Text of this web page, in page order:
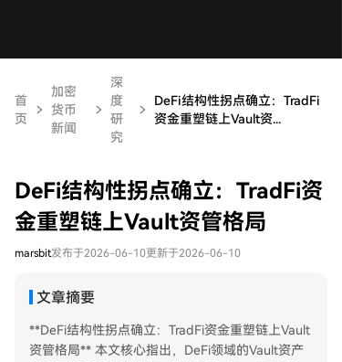
首
页
加密
货币
新闻
深
度
研
究
DeFi结构性拐点确立：TradFi
资金重塑链上Vault资...
DeFi结构性拐点确立：TradFi资
金重塑链上Vault资管格局
marsbit发布于2026-06-10更新于2026-06-10
文章摘要
**DeFi结构性拐点确立：TradFi资金重塑链上Vault
资管格局** 本文核心指出，DeFi领域的Vault资产